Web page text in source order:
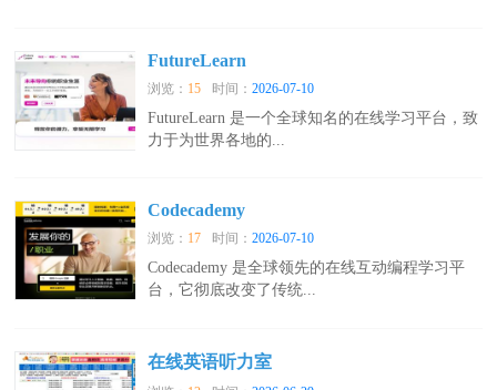
FutureLearn
浏览： 15 时间：2026-07-10
FutureLearn 是一个全球知名的在线学习平台，致
力于为世界各地的...
Codecademy
浏览： 17 时间：2026-07-10
Codecademy 是全球领先的在线互动编程学习平
台，它彻底改变了传统...
在线英语听力室